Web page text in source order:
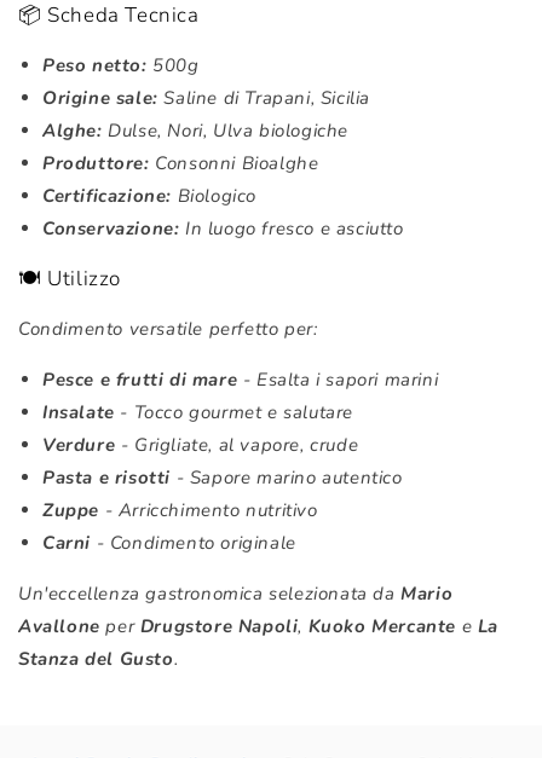
📦 Scheda Tecnica
Peso netto: 500g
Origine sale: Saline di Trapani, Sicilia
Alghe: Dulse, Nori, Ulva biologiche
Produttore: Consonni Bioalghe
Certificazione: Biologico
Conservazione: In luogo fresco e asciutto
🍽️ Utilizzo
Condimento versatile perfetto per:
Pesce e frutti di mare - Esalta i sapori marini
Insalate - Tocco gourmet e salutare
Verdure - Grigliate, al vapore, crude
Pasta e risotti - Sapore marino autentico
Zuppe - Arricchimento nutritivo
Carni - Condimento originale
Un'eccellenza gastronomica selezionata daMario
Avallone per Drugstore Napoli, Kuoko Mercante e La
Stanza del Gusto.